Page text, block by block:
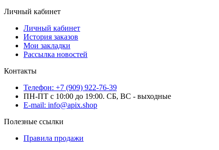
Личный кабинет
Личный кабинет
История заказов
Мои закладки
Рассылка новостей
Контакты
Телефон: +7 (909) 922-76-39
ПН-ПТ с 10:00 до 19:00. СБ, ВС - выходные
E-mail: info@apix.shop
Полезные ссылки
Правила продажи